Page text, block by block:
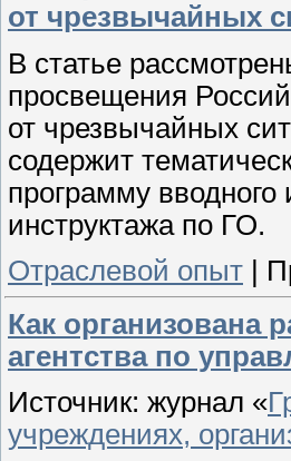
от чрезвычайных
В статье
просвещения
от чрезвычайных
содержит
программу
инструктажа по ГО.
Отраслевой опыт
Как организована
агентства по
Источник: журнал «
учреждениях,